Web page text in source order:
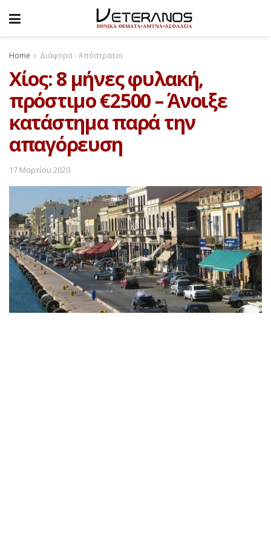
Home Διάφορα - Απόστρατοι
Χίος: 8 μήνες φυλακή,
πρόστιμο €2500 – Άνοιξε
κατάστημα παρά την
απαγόρευση
17 Μαρτίου 2020